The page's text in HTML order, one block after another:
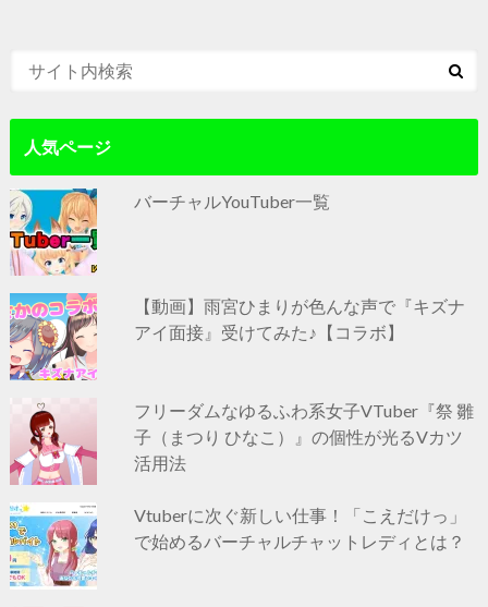
人気ページ
バーチャルYouTuber一覧
【動画】雨宮ひまりが色んな声で『キズナ
アイ面接』受けてみた♪【コラボ】
フリーダムなゆるふわ系女子VTuber『祭 雛
子（まつり ひなこ）』の個性が光るVカツ
活用法
Vtuberに次ぐ新しい仕事！「こえだけっ」
で始めるバーチャルチャットレディとは？